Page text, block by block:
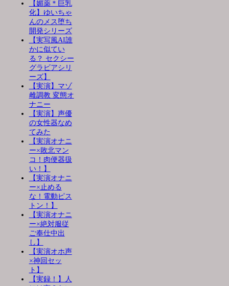
【媚薬＊巨乳
化】ゆいちゃ
んのメス堕ち
開発シリーズ
【実写風AI誰
かに似てい
る？ セクシー
グラビアシリ
ーズ】
【実演】マゾ
雌調教 変態オ
ナニー
【実演】声優
の女性器なめ
てみた
【実演オナニ
ー×敗北マン
コ！肉便器扱
い！】
【実演オナニ
ー×止める
な！電動ピス
トン！】
【実演オナニ
ー×絶対服従
ご奉仕中出
し】
【実演オホ声
×神回セッ
ト】
【実録！】人